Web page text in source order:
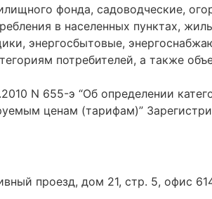
фонда, садоводческие,
в населенных пунктах,
энергосбытовые,
потребителей, а также
N 655-э “Об определении
ценам (тарифам)”
проезд, дом 21, стр. 5, офис